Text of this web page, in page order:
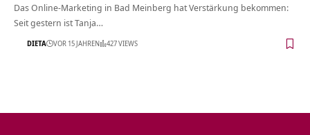
Das Online-Marketing in Bad Meinberg hat Verstärkung bekommen:
Seit gestern ist Tanja…
DIETA VOR 15 JAHREN 427 VIEWS